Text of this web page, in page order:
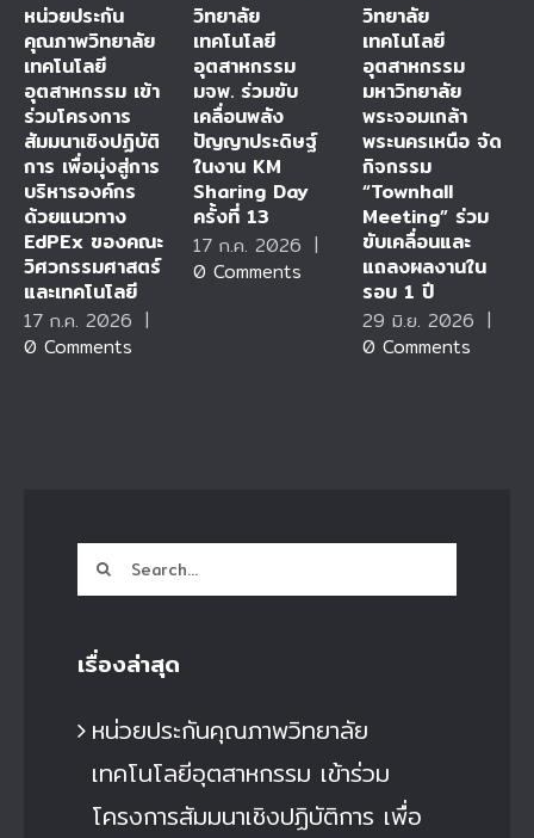
หน่วยประกัน
คุณภาพวิทยาลัย
เทคโนโลยี
อุตสาหกรรม เข้า
ร่วมโครงการ
สัมมนาเชิงปฏิบัติ
การ เพื่อมุ่งสู่การ
บริหารองค์กร
ด้วยแนวทาง
EdPEx ของคณะ
วิศวกรรมศาสตร์
และเทคโนโลยี
17 ก.ค. 2026 |
0 Comments
วิทยาลัย
เทคโนโลยี
อุตสาหกรรม
มจพ. ร่วมขับ
เคลื่อนพลัง
ปัญญาประดิษฐ์
ในงาน KM
Sharing Day
ครั้งที่ 13
17 ก.ค. 2026 |
0 Comments
วิทยาลัย
เทคโนโลยี
อุตสาหกรรม
มหาวิทยาลัย
พระจอมเกล้า
พระนครเหนือ จัด
กิจกรรม
“Townhall
Meeting” ร่วม
ขับเคลื่อนและ
แถลงผลงานใน
รอบ 1 ปี
29 มิ.ย. 2026 |
0 Comments
Search
for:
เรื่องล่าสุด
หน่วยประกันคุณภาพวิทยาลัย
เทคโนโลยีอุตสาหกรรม เข้าร่วม
โครงการสัมมนาเชิงปฏิบัติการ เพื่อ